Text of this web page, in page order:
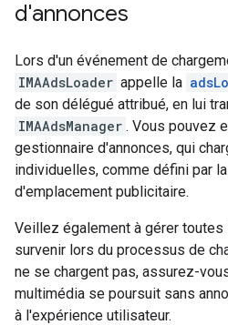
d'annonces
Lors d'un événement de
IMAAdsLoader appelle la
de son délégué attribué, en lui
IMAAdsManager . Vous pouvez
gestionnaire d'annonces, qui
individuelles, comme défini par
d'emplacement publicitaire.
Veillez également à gérer
survenir lors du processus de
ne se chargent pas, assurez-
multimédia se poursuit sans
à l'expérience utilisateur.